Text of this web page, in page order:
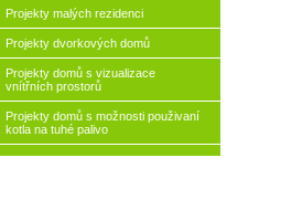
Projekty malých rezidenci
Projekty dvorkových domů
Projekty domů s vizualizace
vnítřních prostorů
Projekty domů s možnosti použivaní
kotla na tuhé palivo